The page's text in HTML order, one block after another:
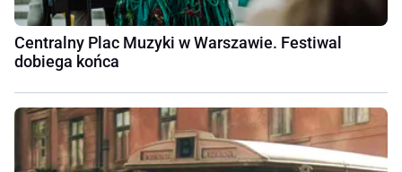
Centralny Plac Muzyki w Warszawie. Festiwal
dobiega końca